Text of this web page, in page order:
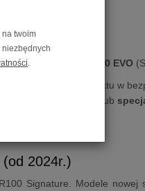
CD Atoll DR100 EVO
zakupu produktu w
lub
2024r.)
Signature. Modele nowej
na twoim
niezbędnych
.